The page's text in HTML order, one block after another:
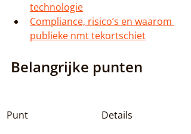
technologie
Compliance, risico’s en waarom
publieke nmt tekortschiet
Belangrijke punten
Punt
Details